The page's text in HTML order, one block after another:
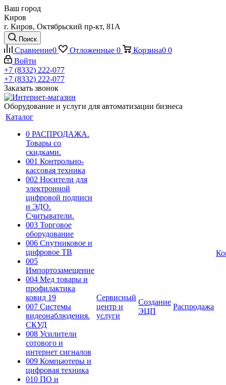
Ваш город
Киров
г. Киров, Октябрьский пр-кт, 81А
Поиск
Сравнение0 Отложенные 0 Корзина0 0
Войти
+7 (8332) 222-077
+7 (8332) 222-077
Заказать звонок
Оборудование и услуги для автоматизации бизнеса
Каталог
0 РАСПРОДАЖА.
Товары со
скидками.
001 Контрольно-
кассовая техника
002 Носители для
электронной
цифровой подписи
и ЭДО.
Считыватели.
003 Торговое
оборудование
006 Спутниковое и
цифровое ТВ
005
Импортозамещение
004 Мед товары и
профилактика
ковид 19
007 Системы
видеонаблюдения.
СКУД
008 Усилители
сотового и
интернет сигналов
009 Компьютеры и
цифровая техника
010 ПО и
Сервисный
центр и
услуги
Создание
ЭЦП
Распродажа